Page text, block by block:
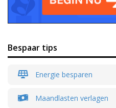
Bespaar tips
Energie besparen
Maandlasten verlagen